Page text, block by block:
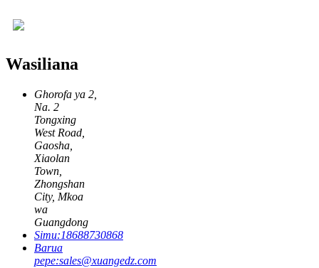
Wasiliana
Ghorofa ya 2,
Na. 2
Tongxing
West Road,
Gaosha,
Xiaolan
Town,
Zhongshan
City, Mkoa
wa
Guangdong
Simu:18688730868
Barua
pepe:sales@xuangedz.com